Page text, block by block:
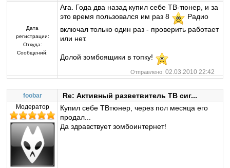
Дата
регистрации:
Откуда:
Сообщений:
Ага. Года два назад купил себе ТВ-тюнер, и за
это время пользовался им раз 8
Радио
включал только один раз - проверить работает
или нет.
Долой зомбоящики в топку!
Отправлено: 02.03.2010 22:42
foobar Re: Активный разветвитель ТВ сиг...
Модератор
Купил себе ТВтюнер, через пол месяца его
продал...
Да здравствует зомбоинтернет!